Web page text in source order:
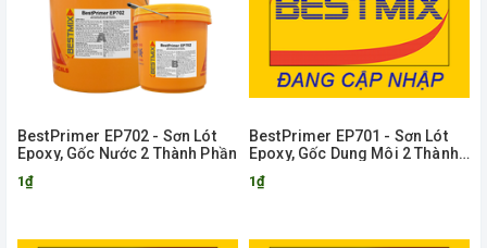
BestPrimer EP702 - Sơn Lót
Epoxy, Gốc Nước 2 Thành Phần
1₫
BestPrimer EP701 - Sơn Lót
Epoxy, Gốc Dung Môi 2 Thành
1₫